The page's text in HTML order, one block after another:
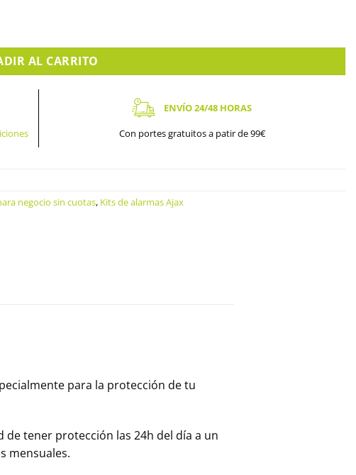
AL CARRITO
ENVÍO 24/48 HORAS
Con portes gratuitos a patir de 99€
negocio sin cuotas, Kits de alarmas Ajax
para la protección de tu
de tener protección las 24h del día a un
mensuales.